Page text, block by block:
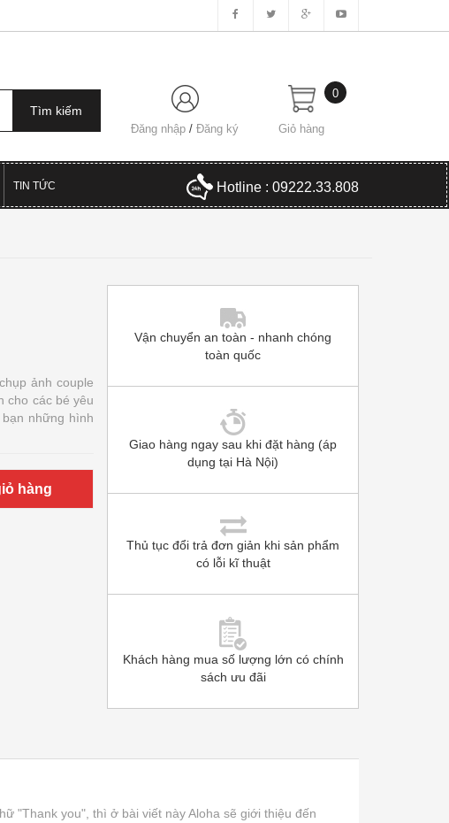
Đăng nhập /Đăng ký Giỏ hàng
0
TIN TỨC Hotline : 09222.33.808
ảnh couple
cho các bé yêu
những hình
hàng
Vận chuyển an toàn - nhanh chóng
toàn quốc
Giao hàng ngay sau khi đặt hàng (áp
dụng tại Hà Nội)
Thủ tục đổi trả đơn giản khi sản phẩm
có lỗi kĩ thuật
Khách hàng mua số lượng lớn có chính
sách ưu đãi
"Thank you", thì ở bài viết này Aloha sẽ giới thiệu đến